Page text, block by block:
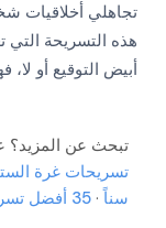
More
More
More
More
More
More
تجاهلي أخلاقيات
هذه التسريحة
أبيض التوقيع أو
تبحث عن
تسريحات غرة
سناً · 35 أفضل تسريحة شعر للنساء فوق سن الخمسين